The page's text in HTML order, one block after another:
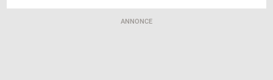
ANNONCE